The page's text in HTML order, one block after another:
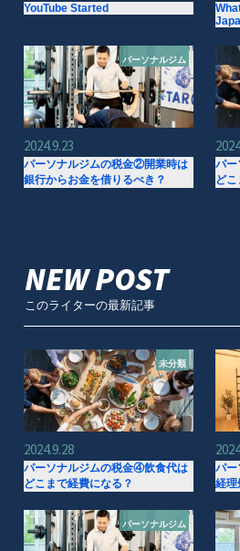
YouTube Started
パーソナルジム
2024.9.23
パーソナルジムの税金②開業時は
銀行からお金を借りるべき？
パ
ど
NEW POST
このライターの最新記事
未分類
2024.9.28
パーソナルジムの税金④飲食代は
どこまで経費になる？
パ
経理
パーソナルジム